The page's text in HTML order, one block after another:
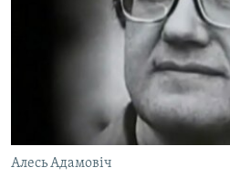
НА ХВАЛЯХ СВАБОДЫ
Алесь Адамовіч